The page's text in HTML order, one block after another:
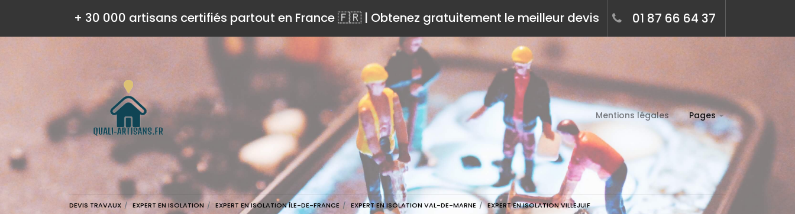
+ 30 000 artisans certifiés partout en France 🇫🇷 | Obtenez gratuitement le meilleur devis 01 87 66 64 37
Mentions légales Pages
DEVIS TRAVAUX EXPERT EN ISOLATION EXPERT EN ISOLATION ÎLE-DE-FRANCE EXPERT EN ISOLATION VAL-DE-MARNE EXPERT EN ISOLATION VILLEJUIF